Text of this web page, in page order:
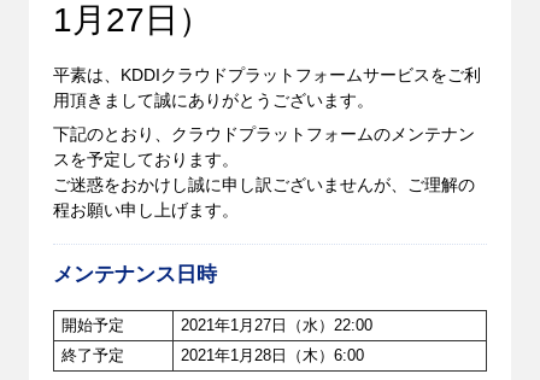
1月27日）
平素は、KDDIクラウドプラットフォームサービスをご利
用頂きまして誠にありがとうございます。
下記のとおり、クラウドプラットフォームのメンテナン
スを予定しております。
ご迷惑をおかけし誠に申し訳ございませんが、ご理解の
程お願い申し上げます。
メンテナンス日時
開始予定
2021年1月27日（水）22:00
終了予定
2021年1月28日（木）6:00